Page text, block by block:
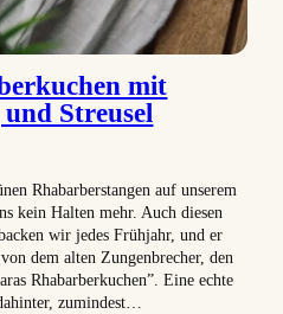
mit
Streusel
Rhabarberstangen auf unserem
kein Halten mehr. Auch diesen
wir jedes Frühjahr, und er
dem alten Zungenbrecher, den
Rhabarberkuchen”. Eine echte
zumindest…